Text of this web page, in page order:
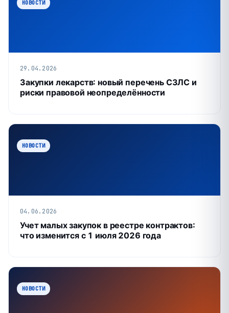
НОВОСТИ
29.04.2026
Закупки лекарств: новый перечень СЗЛС и
риски правовой неопределённости
НОВОСТИ
04.06.2026
Учет малых закупок в реестре контрактов:
что изменится с 1 июля 2026 года
НОВОСТИ